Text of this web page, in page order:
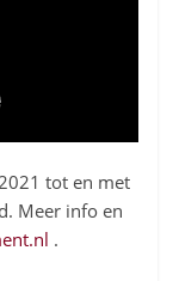
tot en met
Meer info en
.